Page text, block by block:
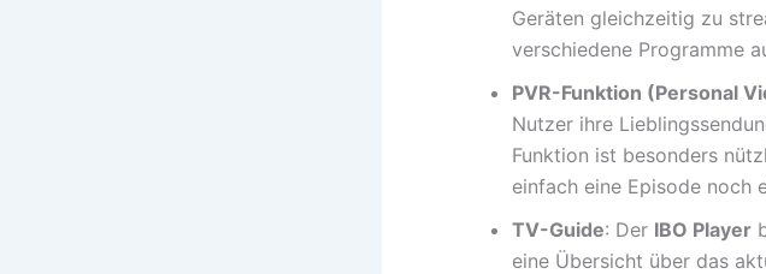
Geräten gleichzeitig zu
verschiedene Programme
PVR-Funktion (Personal
Nutzer ihre
Funktion ist besonders
einfach eine Episode noch
TV-Guide: Der IBO Player
eine Übersicht über das